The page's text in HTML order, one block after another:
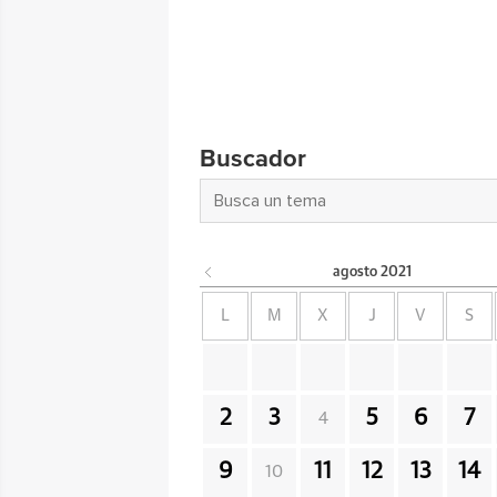
Buscador
agosto 2021
L M X J V S
2 3 4 5 6 7
9 10 11 12 13 14